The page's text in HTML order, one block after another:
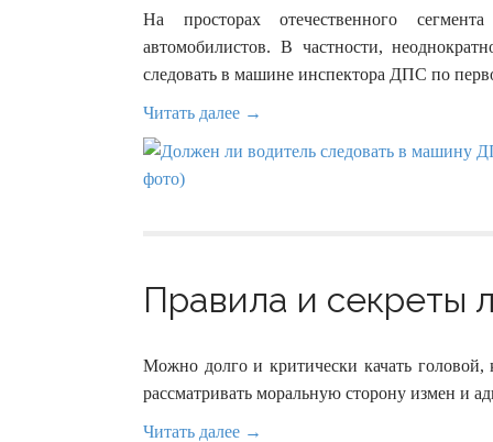
На просторах отечественного
автомобилистов. В частности,
следовать в машине инспектора ДПС по
Читать далее →
Правила и секреты
Можно долго и критически качать
рассматривать моральную сторону измен и
Читать далее →